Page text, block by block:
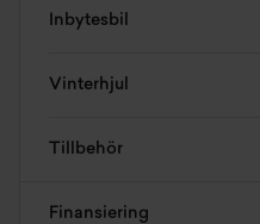
Inbytesbil
Vinterhjul
Tillbehör
Finansiering